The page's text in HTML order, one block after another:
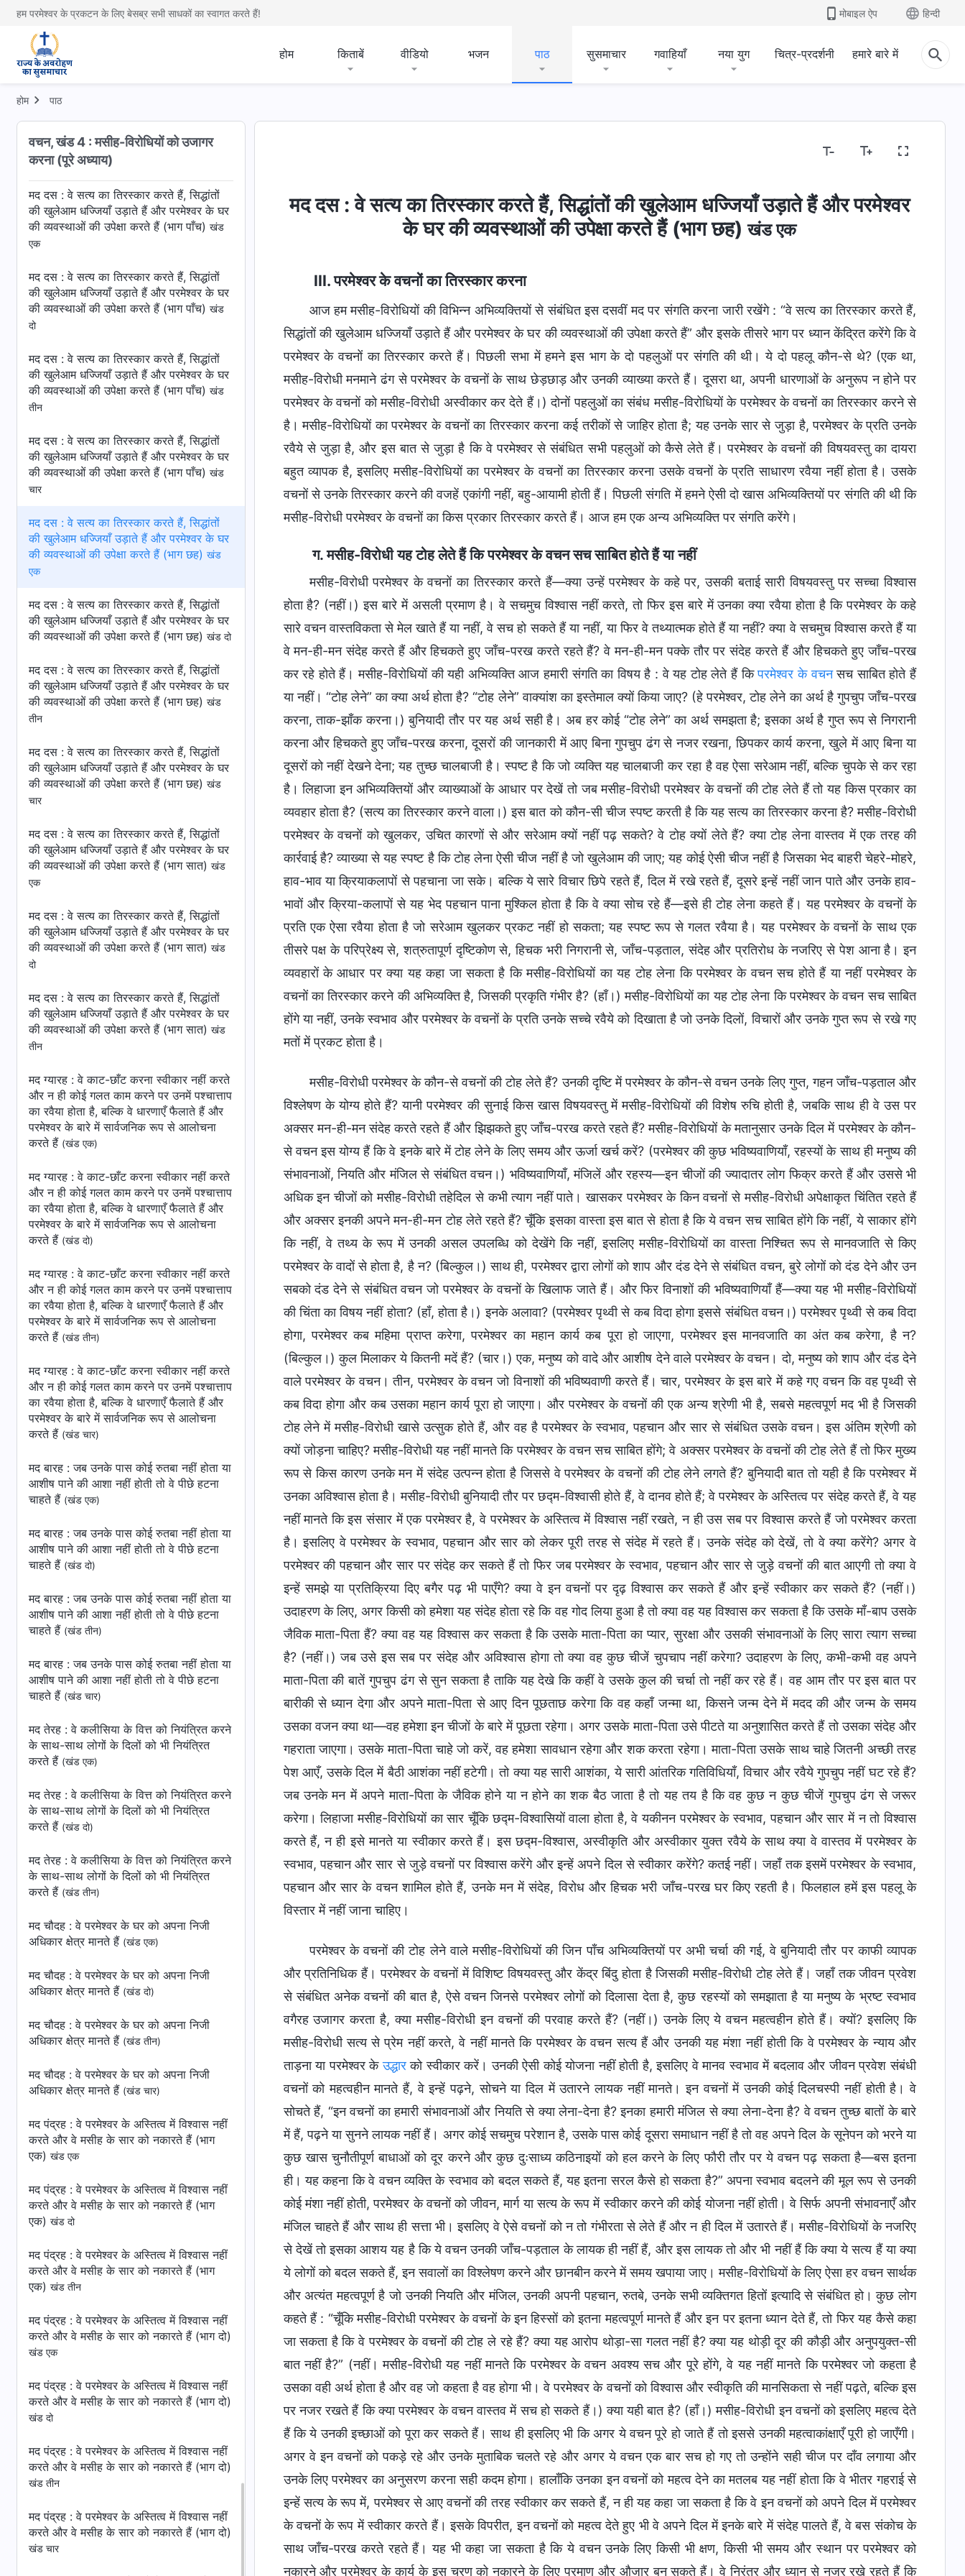
हम परमेश्वर के प्रकटन के लिए बेसब्र सभी साधकों का स्वागत करते हैं! मोबाइल ऐप हिन्दी
होम किताबें वीडियो भजन पाठ सुसमाचार गवाहियाँ नया युग चित्र-प्रदर्शनी हमारे बारे में
होम पाठ
वचन, खंड 4 : मसीह-विरोधियों को उजागर
करना (पूरे अध्याय)
के वचनों का पालन किया और उसके प्रति समर्पण
किया (भाग दो)
प्रकरण तीन :
के वचनों का पालन किया और उसके प्रति समर्पण
किया (भाग दो)
के वचनों का पालन किया और उसके प्रति समर्पण
किया (भाग दो)खंड चार
मद दस : वे सत्य का तिरस्कार करते हैं, सिद्धांतों
की खुलेआम धज्जियाँ उड़ाते हैं और परमेश्वर के घर
की व्यवस्थाओं की उपेक्षा करते हैं (भाग पाँच) खंड
एक
मद दस : वे सत्य का तिरस्कार करते हैं, सिद्धांतों
की खुलेआम धज्जियाँ उड़ाते हैं और परमेश्वर के घर
की व्यवस्थाओं की उपेक्षा करते हैं (भाग पाँच) खंड
दो
मद दस : वे सत्य का तिरस्कार करते हैं, सिद्धांतों
की खुलेआम धज्जियाँ उड़ाते हैं और परमेश्वर के घर
की व्यवस्थाओं की उपेक्षा करते हैं (भाग पाँच) खंड
तीन
मद दस : वे सत्य का तिरस्कार करते हैं, सिद्धांतों
की खुलेआम धज्जियाँ उड़ाते हैं और परमेश्वर के घर
की व्यवस्थाओं की उपेक्षा करते हैं (भाग पाँच) खंड
चार
मद दस : वे सत्य का तिरस्कार करते हैं, सिद्धांतों
की खुलेआम धज्जियाँ उड़ाते हैं और परमेश्वर के घर
की व्यवस्थाओं की उपेक्षा करते हैं (भाग छह) खंड
एक
मद दस : वे सत्य का तिरस्कार करते हैं, सिद्धांतों
की खुलेआम धज्जियाँ उड़ाते हैं और परमेश्वर के घर
की व्यवस्थाओं की उपेक्षा करते हैं (भाग छह) खंड दो
मद दस : वे सत्य का तिरस्कार करते हैं, सिद्धांतों
की खुलेआम धज्जियाँ उड़ाते हैं और परमेश्वर के घर
की व्यवस्थाओं की उपेक्षा करते हैं (भाग छह) खंड
तीन
मद दस : वे सत्य का तिरस्कार करते हैं, सिद्धांतों
की खुलेआम धज्जियाँ उड़ाते हैं और परमेश्वर के घर
की व्यवस्थाओं की उपेक्षा करते हैं (भाग छह) खंड
चार
मद दस : वे सत्य का तिरस्कार करते हैं, सिद्धांतों
की खुलेआम धज्जियाँ उड़ाते हैं और परमेश्वर के घर
की व्यवस्थाओं की उपेक्षा करते हैं (भाग सात) खंड
एक
मद दस : वे सत्य का तिरस्कार करते हैं, सिद्धांतों
की खुलेआम धज्जियाँ उड़ाते हैं और परमेश्वर के घर
की व्यवस्थाओं की उपेक्षा करते हैं (भाग सात) खंड
दो
मद दस : वे सत्य का तिरस्कार करते हैं, सिद्धांतों
की खुलेआम धज्जियाँ उड़ाते हैं और परमेश्वर के घर
की व्यवस्थाओं की उपेक्षा करते हैं (भाग सात) खंड
तीन
मद ग्यारह : वे काट-छाँट करना स्वीकार नहीं करते
और न ही कोई गलत काम करने पर उनमें पश्चात्ताप
का रवैया होता है, बल्कि वे धारणाएँ फैलाते हैं और
परमेश्वर के बारे में सार्वजनिक रूप से आलोचना
करते हैं (खंड एक)
मद ग्यारह : वे काट-छाँट करना स्वीकार नहीं करते
और न ही कोई गलत काम करने पर उनमें पश्चात्ताप
का रवैया होता है, बल्कि वे धारणाएँ फैलाते हैं और
परमेश्वर के बारे में सार्वजनिक रूप से आलोचना
करते हैं (खंड दो)
मद ग्यारह : वे काट-छाँट करना स्वीकार नहीं करते
और न ही कोई गलत काम करने पर उनमें पश्चात्ताप
का रवैया होता है, बल्कि वे धारणाएँ फैलाते हैं और
परमेश्वर के बारे में सार्वजनिक रूप से आलोचना
करते हैं (खंड तीन)
मद ग्यारह : वे काट-छाँट करना स्वीकार नहीं करते
और न ही कोई गलत काम करने पर उनमें पश्चात्ताप
का रवैया होता है, बल्कि वे धारणाएँ फैलाते हैं और
परमेश्वर के बारे में सार्वजनिक रूप से आलोचना
करते हैं (खंड चार)
मद बारह : जब उनके पास कोई रुतबा नहीं होता या
आशीष पाने की आशा नहीं होती तो वे पीछे हटना
चाहते हैं (खंड एक)
मद बारह : जब उनके पास कोई रुतबा नहीं होता या
आशीष पाने की आशा नहीं होती तो वे पीछे हटना
चाहते हैं (खंड दो)
मद बारह : जब उनके पास कोई रुतबा नहीं होता या
आशीष पाने की आशा नहीं होती तो वे पीछे हटना
चाहते हैं (खंड तीन)
मद बारह : जब उनके पास कोई रुतबा नहीं होता या
आशीष पाने की आशा नहीं होती तो वे पीछे हटना
चाहते हैं (खंड चार)
मद तेरह : वे कलीसिया के वित्त को नियंत्रित करने
के साथ-साथ लोगों के दिलों को भी नियंत्रित
करते हैं (खंड एक)
मद तेरह : वे कलीसिया के वित्त को नियंत्रित करने
के साथ-साथ लोगों के दिलों को भी नियंत्रित
करते हैं (खंड दो)
मद तेरह : वे कलीसिया के वित्त को नियंत्रित करने
के साथ-साथ लोगों के दिलों को भी नियंत्रित
करते हैं (खंड तीन)
मद चौदह : वे परमेश्वर के घर को अपना निजी
अधिकार क्षेत्र मानते हैं (खंड एक)
मद चौदह : वे परमेश्वर के घर को अपना निजी
अधिकार क्षेत्र मानते हैं (खंड दो)
मद चौदह : वे परमेश्वर के घर को अपना निजी
अधिकार क्षेत्र मानते हैं (खंड तीन)
मद चौदह : वे परमेश्वर के घर को अपना निजी
अधिकार क्षेत्र मानते हैं (खंड चार)
मद पंद्रह : वे परमेश्वर के अस्तित्व में विश्वास नहीं
करते और वे मसीह के सार को नकारते हैं (भाग
एक) खंड एक
मद पंद्रह : वे परमेश्वर के अस्तित्व में विश्वास नहीं
करते और वे मसीह के सार को नकारते हैं (भाग
एक) खंड दो
मद पंद्रह : वे परमेश्वर के अस्तित्व में विश्वास नहीं
करते और वे मसीह के सार को नकारते हैं (भाग
एक) खंड तीन
मद पंद्रह : वे परमेश्वर के अस्तित्व में विश्वास नहीं
करते और वे मसीह के सार को नकारते हैं (भाग दो)
खंड एक
मद पंद्रह : वे परमेश्वर के अस्तित्व में विश्वास नहीं
करते और वे मसीह के सार को नकारते हैं (भाग दो)
खंड दो
मद पंद्रह : वे परमेश्वर के अस्तित्व में विश्वास नहीं
करते और वे मसीह के सार को नकारते हैं (भाग दो)
खंड तीन
मद पंद्रह : वे परमेश्वर के अस्तित्व में विश्वास नहीं
करते और वे मसीह के सार को नकारते हैं (भाग दो)
खंड चार
मद दस : वे सत्य का तिरस्कार करते हैं, सिद्धांतों की खुलेआम धज्जियाँ उड़ाते हैं और परमेश्वर
के घर की व्यवस्थाओं की उपेक्षा करते हैं (भाग छह)खंड एक
III. परमेश्वर के वचनों का तिरस्कार करना
आज हम मसीह-विरोधियों की विभिन्न अभिव्यक्तियों से संबंधित इस दसवीं मद पर संगति करना जारी रखेंगे : “वे सत्य का तिरस्कार करते हैं,
सिद्धांतों की खुलेआम धज्जियाँ उड़ाते हैं और परमेश्वर के घर की व्यवस्थाओं की उपेक्षा करते हैं” और इसके तीसरे भाग पर ध्यान केंद्रित करेंगे कि वे
परमेश्वर के वचनों का तिरस्कार करते हैं। पिछली सभा में हमने इस भाग के दो पहलुओं पर संगति की थी। ये दो पहलू कौन-से थे? (एक था,
मसीह-विरोधी मनमाने ढंग से परमेश्वर के वचनों के साथ छेड़छाड़ और उनकी व्याख्या करते हैं। दूसरा था, अपनी धारणाओं के अनुरूप न होने पर
परमेश्वर के वचनों को मसीह-विरोधी अस्वीकार कर देते हैं।) दोनों पहलुओं का संबंध मसीह-विरोधियों के परमेश्वर के वचनों का तिरस्कार करने से
है। मसीह-विरोधियों का परमेश्वर के वचनों का तिरस्कार करना कई तरीकों से जाहिर होता है; यह उनके सार से जुड़ा है, परमेश्वर के प्रति उनके
रवैये से जुड़ा है, और इस बात से जुड़ा है कि वे परमेश्वर से संबंधित सभी पहलुओं को कैसे लेते हैं। परमेश्वर के वचनों की विषयवस्तु का दायरा
बहुत व्यापक है, इसलिए मसीह-विरोधियों का परमेश्वर के वचनों का तिरस्कार करना उसके वचनों के प्रति साधारण रवैया नहीं होता है। उसके
वचनों से उनके तिरस्कार करने की वजहें एकांगी नहीं, बहु-आयामी होती हैं। पिछली संगति में हमने ऐसी दो खास अभिव्यक्तियों पर संगति की थी कि
मसीह-विरोधी परमेश्वर के वचनों का किस प्रकार तिरस्कार करते हैं। आज हम एक अन्य अभिव्यक्ति पर संगति करेंगे।
ग. मसीह-विरोधी यह टोह लेते हैं कि परमेश्वर के वचन सच साबित होते हैं या नहीं
मसीह-विरोधी परमेश्वर के वचनों का तिरस्कार करते हैं—क्या उन्हें परमेश्वर के कहे पर, उसकी बताई सारी विषयवस्तु पर सच्चा विश्वास
होता है? (नहीं।) इस बारे में असली प्रमाण है। वे सचमुच विश्वास नहीं करते, तो फिर इस बारे में उनका क्या रवैया होता है कि परमेश्वर के कहे
सारे वचन वास्तविकता से मेल खाते हैं या नहीं, वे सच हो सकते हैं या नहीं, या फिर वे तथ्यात्मक होते हैं या नहीं? क्या वे सचमुच विश्वास करते हैं या
वे मन-ही-मन संदेह करते हैं और हिचकते हुए जाँच-परख करते रहते हैं? वे मन-ही-मन पक्के तौर पर संदेह करते हैं और हिचकते हुए जाँच-परख
कर रहे होते हैं। मसीह-विरोधियों की यही अभिव्यक्ति आज हमारी संगति का विषय है : वे यह टोह लेते हैं किपरमेश्वर के वचनसच साबित होते हैं
या नहीं। “टोह लेने” का क्या अर्थ होता है? “टोह लेने” वाक्यांश का इस्तेमाल क्यों किया जाए? (हे परमेश्वर, टोह लेने का अर्थ है गुपचुप जाँच-परख
करना, ताक-झाँक करना।) बुनियादी तौर पर यह अर्थ सही है। अब हर कोई “टोह लेने” का अर्थ समझता है; इसका अर्थ है गुप्त रूप से निगरानी
करना और हिचकते हुए जाँच-परख करना, दूसरों की जानकारी में आए बिना गुपचुप ढंग से नजर रखना, छिपकर कार्य करना, खुले में आए बिना या
दूसरों को नहीं देखने देना; यह तुच्छ चालबाजी है। स्पष्ट है कि जो व्यक्ति यह चालबाजी कर रहा है वह ऐसा सरेआम नहीं, बल्कि चुपके से कर रहा
है। लिहाजा इन अभिव्यक्तियों और व्याख्याओं के आधार पर देखें तो जब मसीह-विरोधी परमेश्वर के वचनों की टोह लेते हैं तो यह किस प्रकार का
व्यवहार होता है? (सत्य का तिरस्कार करने वाला।) इस बात को कौन-सी चीज स्पष्ट करती है कि यह सत्य का तिरस्कार करना है? मसीह-विरोधी
परमेश्वर के वचनों को खुलकर, उचित कारणों से और सरेआम क्यों नहीं पढ़ सकते? वे टोह क्यों लेते हैं? क्या टोह लेना वास्तव में एक तरह की
कार्रवाई है? व्याख्या से यह स्पष्ट है कि टोह लेना ऐसी चीज नहीं है जो खुलेआम की जाए; यह कोई ऐसी चीज नहीं है जिसका भेद बाहरी चेहरे-मोहरे,
हाव-भाव या क्रियाकलापों से पहचाना जा सके। बल्कि ये सारे विचार छिपे रहते हैं, दिल में रखे रहते हैं, दूसरे इन्हें नहीं जान पाते और उनके हाव-
भावों और क्रिया-कलापों से यह भेद पहचान पाना मुश्किल होता है कि वे क्या सोच रहे हैं—इसे ही टोह लेना कहते हैं। यह परमेश्वर के वचनों के
प्रति एक ऐसा रवैया होता है जो सरेआम खुलकर प्रकट नहीं हो सकता; यह स्पष्ट रूप से गलत रवैया है। यह परमेश्वर के वचनों के साथ एक
तीसरे पक्ष के परिप्रेक्ष्य से, शत्रुतापूर्ण दृष्टिकोण से, हिचक भरी निगरानी से, जाँच-पड़ताल, संदेह और प्रतिरोध के नजरिए से पेश आना है। इन
व्यवहारों के आधार पर क्या यह कहा जा सकता है कि मसीह-विरोधियों का यह टोह लेना कि परमेश्वर के वचन सच होते हैं या नहीं परमेश्वर के
वचनों का तिरस्कार करने की अभिव्यक्ति है, जिसकी प्रकृति गंभीर है? (हाँ।) मसीह-विरोधियों का यह टोह लेना कि परमेश्वर के वचन सच साबित
होंगे या नहीं, उनके स्वभाव और परमेश्वर के वचनों के प्रति उनके सच्चे रवैये को दिखाता है जो उनके दिलों, विचारों और उनके गुप्त रूप से रखे गए
मतों में प्रकट होता है।
मसीह-विरोधी परमेश्वर के कौन-से वचनों की टोह लेते हैं? उनकी दृष्टि में परमेश्वर के कौन-से वचन उनके लिए गुप्त, गहन जाँच-पड़ताल और
विश्लेषण के योग्य होते हैं? यानी परमेश्वर की सुनाई किस खास विषयवस्तु में मसीह-विरोधियों की विशेष रुचि होती है, जबकि साथ ही वे उस पर
अक्सर मन-ही-मन संदेह करते रहते हैं और झिझकते हुए जाँच-परख करते रहते हैं? मसीह-विरोधियों के मतानुसार उनके दिल में परमेश्वर के कौन-
से वचन इस योग्य हैं कि वे इनके बारे में टोह लेने के लिए समय और ऊर्जा खर्च करें? (परमेश्वर की कुछ भविष्यवाणियाँ, रहस्यों के साथ ही मनुष्य की
संभावनाओं, नियति और मंजिल से संबंधित वचन।) भविष्यवाणियाँ, मंजिलें और रहस्य—इन चीजों की ज्यादातर लोग फिक्र करते हैं और उससे भी
अधिक इन चीजों को मसीह-विरोधी तहेदिल से कभी त्याग नहीं पाते। खासकर परमेश्वर के किन वचनों से मसीह-विरोधी अपेक्षाकृत चिंतित रहते हैं
और अक्सर इनकी अपने मन-ही-मन टोह लेते रहते हैं? चूँकि इसका वास्ता इस बात से होता है कि ये वचन सच साबित होंगे कि नहीं, ये साकार होंगे
कि नहीं, वे तथ्य के रूप में उनकी असल उपलब्धि को देखेंगे कि नहीं, इसलिए मसीह-विरोधियों का वास्ता निश्चित रूप से मानवजाति से किए
परमेश्वर के वादों से होता है, है न? (बिल्कुल।) साथ ही, परमेश्वर द्वारा लोगों को शाप और दंड देने से संबंधित वचन, बुरे लोगों को दंड देने और उन
सबको दंड देने से संबंधित वचन जो परमेश्वर के वचनों के खिलाफ जाते हैं। और फिर विनाशों की भविष्यवाणियाँ हैं—क्या यह भी मसीह-विरोधियों
की चिंता का विषय नहीं होता? (हाँ, होता है।) इनके अलावा? (परमेश्वर पृथ्वी से कब विदा होगा इससे संबंधित वचन।) परमेश्वर पृथ्वी से कब विदा
होगा, परमेश्वर कब महिमा प्राप्त करेगा, परमेश्वर का महान कार्य कब पूरा हो जाएगा, परमेश्वर इस मानवजाति का अंत कब करेगा, है न?
(बिल्कुल।) कुल मिलाकर ये कितनी मदें हैं? (चार।) एक, मनुष्य को वादे और आशीष देने वाले परमेश्वर के वचन। दो, मनुष्य को शाप और दंड देने
वाले परमेश्वर के वचन। तीन, परमेश्वर के वचन जो विनाशों की भविष्यवाणी करते हैं। चार, परमेश्वर के इस बारे में कहे गए वचन कि वह पृथ्वी से
कब विदा होगा और कब उसका महान कार्य पूरा हो जाएगा। और परमेश्वर के वचनों की एक अन्य श्रेणी भी है, सबसे महत्वपूर्ण मद भी है जिसकी
टोह लेने में मसीह-विरोधी खासे उत्सुक होते हैं, और वह है परमेश्वर के स्वभाव, पहचान और सार से संबंधित उसके वचन। इस अंतिम श्रेणी को
क्यों जोड़ना चाहिए? मसीह-विरोधी यह नहीं मानते कि परमेश्वर के वचन सच साबित होंगे; वे अक्सर परमेश्वर के वचनों की टोह लेते हैं तो फिर मुख्य
रूप से किस कारण उनके मन में संदेह उत्पन्न होता है जिससे वे परमेश्वर के वचनों की टोह लेने लगते हैं? बुनियादी बात तो यही है कि परमेश्वर में
उनका अविश्वास होता है। मसीह-विरोधी बुनियादी तौर पर छद्म-विश्वासी होते हैं, वे दानव होते हैं; वे परमेश्वर के अस्तित्व पर संदेह करते हैं, वे यह
नहीं मानते कि इस संसार में एक परमेश्वर है, वे परमेश्वर के अस्तित्व में विश्वास नहीं रखते, न ही उस सब पर विश्वास करते हैं जो परमेश्वर करता
है। इसलिए वे परमेश्वर के स्वभाव, पहचान और सार को लेकर पूरी तरह से संदेह में रहते हैं। उनके संदेह को देखें, तो वे क्या करेंगे? अगर वे
परमेश्वर की पहचान और सार पर संदेह कर सकते हैं तो फिर जब परमेश्वर के स्वभाव, पहचान और सार से जुड़े वचनों की बात आएगी तो क्या वे
इन्हें समझे या प्रतिक्रिया दिए बगैर पढ़ भी पाएँगे? क्या वे इन वचनों पर दृढ़ विश्वास कर सकते हैं और इन्हें स्वीकार कर सकते हैं? (नहीं।)
उदाहरण के लिए, अगर किसी को हमेशा यह संदेह होता रहे कि वह गोद लिया हुआ है तो क्या वह यह विश्वास कर सकता है कि उसके माँ-बाप उसके
जैविक माता-पिता हैं? क्या वह यह विश्वास कर सकता है कि उसके माता-पिता का प्यार, सुरक्षा और उसकी संभावनाओं के लिए सारा त्याग सच्चा
है? (नहीं।) जब उसे इस सब पर संदेह और अविश्वास होगा तो क्या वह कुछ चीजें चुपचाप नहीं करेगा? उदाहरण के लिए, कभी-कभी वह अपने
माता-पिता की बातें गुपचुप ढंग से सुन सकता है ताकि यह देखे कि कहीं वे उसके कुल की चर्चा तो नहीं कर रहे हैं। वह आम तौर पर इस बात पर
बारीकी से ध्यान देगा और अपने माता-पिता से आए दिन पूछताछ करेगा कि वह कहाँ जन्मा था, किसने जन्म देने में मदद की और जन्म के समय
उसका वजन क्या था—वह हमेशा इन चीजों के बारे में पूछता रहेगा। अगर उसके माता-पिता उसे पीटते या अनुशासित करते हैं तो उसका संदेह और
गहराता जाएगा। उसके माता-पिता चाहे जो करें, वह हमेशा सावधान रहेगा और शक करता रहेगा। माता-पिता उसके साथ चाहे जितनी अच्छी तरह
पेश आएँ, उसके दिल में बैठी आशंका नहीं हटेगी। तो क्या यह सारी आशंका, ये सारी आंतरिक गतिविधियाँ, विचार और रवैये गुपचुप नहीं घट रहे हैं?
जब उनके मन में अपने माता-पिता के जैविक होने या न होने का शक बैठ जाता है तो यह तय है कि वह कुछ न कुछ चीजें गुपचुप ढंग से जरूर
करेगा। लिहाजा मसीह-विरोधियों का सार चूँकि छद्म-विश्वासियों वाला होता है, वे यकीनन परमेश्वर के स्वभाव, पहचान और सार में न तो विश्वास
करते हैं, न ही इसे मानते या स्वीकार करते हैं। इस छद्म-विश्वास, अस्वीकृति और अस्वीकार युक्त रवैये के साथ क्या वे वास्तव में परमेश्वर के
स्वभाव, पहचान और सार से जुड़े वचनों पर विश्वास करेंगे और इन्हें अपने दिल से स्वीकार करेंगे? कतई नहीं। जहाँ तक इसमें परमेश्वर के स्वभाव,
पहचान और सार के वचन शामिल होते हैं, उनके मन में संदेह, विरोध और हिचक भरी जाँच-परख घर किए रहती है। फिलहाल हमें इस पहलू के
विस्तार में नहीं जाना चाहिए।
परमेश्वर के वचनों की टोह लेने वाले मसीह-विरोधियों की जिन पाँच अभिव्यक्तियों पर अभी चर्चा की गई, वे बुनियादी तौर पर काफी व्यापक
और प्रतिनिधिक हैं। परमेश्वर के वचनों में विशिष्ट विषयवस्तु और केंद्र बिंदु होता है जिसकी मसीह-विरोधी टोह लेते हैं। जहाँ तक जीवन प्रवेश
से संबंधित अनेक वचनों की बात है, ऐसे वचन जिनसे परमेश्वर लोगों को दिलासा देता है, कुछ रहस्यों को समझाता है या मनुष्य के भ्रष्ट स्वभाव
वगैरह उजागर करता है, क्या मसीह-विरोधी इन वचनों की परवाह करते हैं? (नहीं।) उनके लिए ये वचन महत्वहीन होते हैं। क्यों? इसलिए कि
मसीह-विरोधी सत्य से प्रेम नहीं करते, वे नहीं मानते कि परमेश्वर के वचन सत्य हैं और उनकी यह मंशा नहीं होती कि वे परमेश्वर के न्याय और
ताड़ना या परमेश्वर केउद्धारको स्वीकार करें। उनकी ऐसी कोई योजना नहीं होती है, इसलिए वे मानव स्वभाव में बदलाव और जीवन प्रवेश संबंधी
वचनों को महत्वहीन मानते हैं, वे इन्हें पढ़ने, सोचने या दिल में उतारने लायक नहीं मानते। इन वचनों में उनकी कोई दिलचस्पी नहीं होती है। वे
सोचते हैं, “इन वचनों का हमारी संभावनाओं और नियति से क्या लेना-देना है? इनका हमारी मंजिल से क्या लेना-देना है? वे वचन तुच्छ बातों के बारे
में हैं, पढ़ने या सुनने लायक नहीं हैं। अगर कोई सचमुच परेशान है, उसके पास कोई दूसरा समाधान नहीं है तो वह अपने दिल के सूनेपन को भरने या
कुछ खास चुनौतीपूर्ण बाधाओं को दूर करने और कुछ दुःसाध्य कठिनाइयों को हल करने के लिए फौरी तौर पर ये वचन पढ़ सकता है—बस इतना
ही। यह कहना कि वे वचन व्यक्ति के स्वभाव को बदल सकते हैं, यह इतना सरल कैसे हो सकता है?” अपना स्वभाव बदलने की मूल रूप से उनकी
कोई मंशा नहीं होती, परमेश्वर के वचनों को जीवन, मार्ग या सत्य के रूप में स्वीकार करने की कोई योजना नहीं होती। वे सिर्फ अपनी संभावनाएँ और
मंजिल चाहते हैं और साथ ही सत्ता भी। इसलिए वे ऐसे वचनों को न तो गंभीरता से लेते हैं और न ही दिल में उतारते हैं। मसीह-विरोधियों के नजरिए
से देखें तो इसका आशय यह है कि ये वचन उनकी जाँच-पड़ताल के लायक ही नहीं हैं, और इस लायक तो और भी नहीं हैं कि क्या ये सत्य हैं या क्या
ये लोगों को बदल सकते हैं, इन सवालों का विश्लेषण करने और छानबीन करने में समय खपाया जाए। मसीह-विरोधियों के लिए ऐसा हर वचन सार्थक
और अत्यंत महत्वपूर्ण है जो उनकी नियति और मंजिल, उनकी अपनी पहचान, रुतबे, उनके सभी व्यक्तिगत हितों इत्यादि से संबंधित हो। कुछ लोग
कहते हैं : “चूँकि मसीह-विरोधी परमेश्वर के वचनों के इन हिस्सों को इतना महत्वपूर्ण मानते हैं और इन पर इतना ध्यान देते हैं, तो फिर यह कैसे कहा
जा सकता है कि वे परमेश्वर के वचनों की टोह ले रहे हैं? क्या यह आरोप थोड़ा-सा गलत नहीं है? क्या यह थोड़ी दूर की कौड़ी और अनुपयुक्त-सी
बात नहीं है?” (नहीं। मसीह-विरोधी यह नहीं मानते कि परमेश्वर के वचन अवश्य सच और पूरे होंगे, वे यह नहीं मानते कि परमेश्वर जो कहता है
उसका वही अर्थ होता है और वह जो कहता है वह होगा भी। वे परमेश्वर के वचनों को विश्वास और स्वीकृति की मानसिकता से नहीं पढ़ते, बल्कि इस
पर नजर रखते हैं कि क्या परमेश्वर के वचन वास्तव में सच हो सकते हैं।) क्या यही बात है? (हाँ।) मसीह-विरोधी इन वचनों को इसलिए महत्व देते
हैं कि ये उनकी इच्छाओं को पूरा कर सकते हैं। साथ ही इसलिए भी कि अगर ये वचन पूरे हो जाते हैं तो इससे उनकी महत्वाकांक्षाएँ पूरी हो जाएँगी।
अगर वे इन वचनों को पकड़े रहे और उनके मुताबिक चलते रहे और अगर ये वचन एक बार सच हो गए तो उन्होंने सही चीज पर दाँव लगाया और
उनके लिए परमेश्वर का अनुसरण करना सही कदम होगा। हालाँकि उनका इन वचनों को महत्व देने का मतलब यह नहीं होता कि वे भीतर गहराई से
इन्हें सत्य के रूप में, परमेश्वर से आए वचनों की तरह स्वीकार कर सकते हैं, न ही यह कहा जा सकता है कि वे इन वचनों को अपने दिल में परमेश्वर
के वचनों के रूप में स्वीकार करते हैं। इसके विपरीत, इन वचनों को महत्व देते हुए भी वे अपने दिल में इनके बारे में संदेह पालते हैं, वे बस संकोच के
साथ जाँच-परख करते रहते हैं। यह भी कहा जा सकता है कि ये वचन उनके लिए किसी भी क्षण, किसी भी समय और स्थान पर परमेश्वर को
नकारने और परमेश्वर के कार्य के इस चरण को नकारने के लिए प्रमाण और औजार बन सकते हैं। वे निरंतर और ध्यान से नजर रखे रहते हैं कि